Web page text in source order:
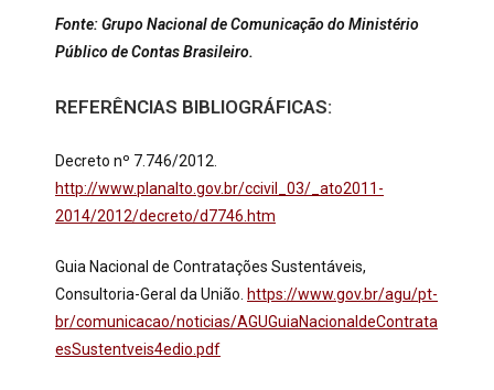
Fonte: Grupo Nacional de Comunicação do Ministério
Público de Contas Brasileiro.
REFERÊNCIAS BIBLIOGRÁFICAS:
Decreto nº 7.746/2012.
http://www.planalto.gov.br/ccivil_03/_ato2011-
2014/2012/decreto/d7746.htm
Guia Nacional de Contratações Sustentáveis,
Consultoria-Geral da União. https://www.gov.br/agu/pt-
br/comunicacao/noticias/AGUGuiaNacionaldeContrata
esSustentveis4edio.pdf